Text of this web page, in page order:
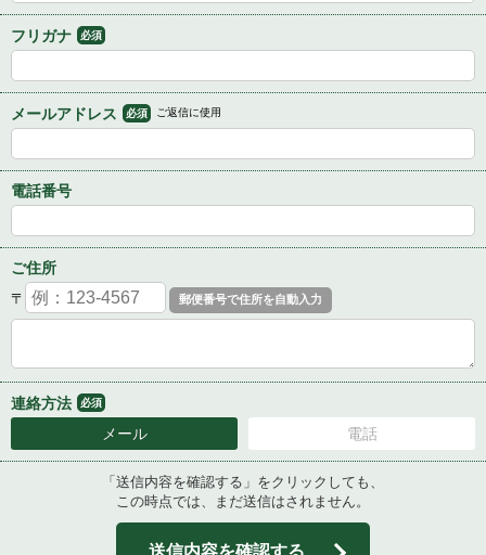
フリガナ 必須
メールアドレス 必須 ご返信に使用
電話番号
ご住所
〒
連絡方法 必須
メール 電話
「送信内容を確認する」をクリックしても、
この時点では、まだ送信はされません。